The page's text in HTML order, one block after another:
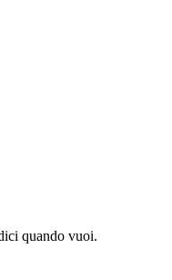
quando vuoi.